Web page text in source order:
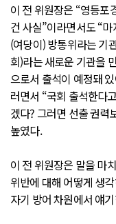
이 전 위원장은 “영등포
건 사실”이라면서도 “
(여당이) 방통위라는 기
회)라는 새로운 기관을
으로서 출석이 예정돼
러면서 “국회 출석한다
겠다? 그러면 선출 권력
높였다.
이 전 위원장은 말을 마
위반에 대해 어떻게 생
자기 방어 차원에서 얘